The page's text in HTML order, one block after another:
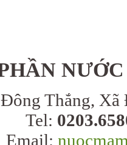
Thắng,
Tel:
Email: